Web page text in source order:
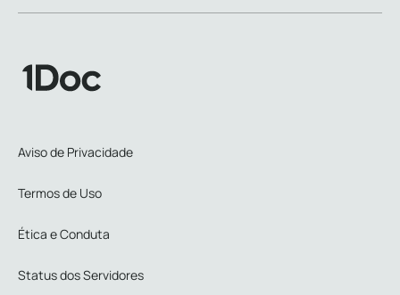
Aviso de Privacidade
Termos de Uso
Ética e Conduta
Status dos Servidores